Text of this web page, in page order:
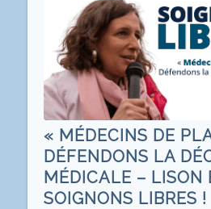
« MÉDECINS DE
DÉFENDONS LA
MÉDICALE – LISON
SOIGNONS LIBRES !